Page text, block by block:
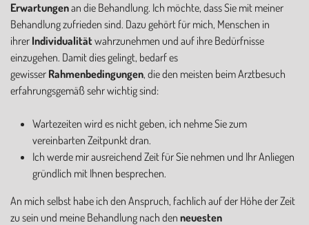
Erwartungenan die Behandlung. Ich möchte, dass Sie mit meiner
Behandlung zufrieden sind. Dazu gehört für mich, Menschen in
ihrer Individualitätwahrzunehmen und auf ihre Bedürfnisse
einzugehen. Damit dies gelingt, bedarf es
gewisser Rahmenbedingungen, die den meisten beim Arztbesuch
erfahrungsgemäß sehr wichtig sind:
Wartezeiten wird es nicht geben, ich nehme Sie zum
vereinbarten Zeitpunkt dran.
Ich werde mir ausreichend Zeit für Sie nehmen und Ihr Anliegen
gründlich mit Ihnen besprechen.
An mich selbst habe ich den Anspruch, fachlich auf der Höhe der Zeit
zu sein und meine Behandlung nach den neuesten